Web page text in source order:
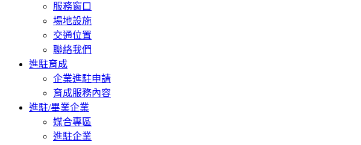
服務窗口
場地設施
交通位置
聯絡我們
進駐育成
企業進駐申請
育成服務內容
進駐/畢業企業
媒合專區
進駐企業